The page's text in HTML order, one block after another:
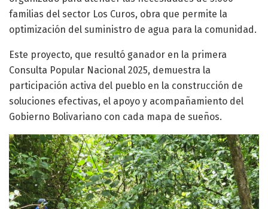
familias del sector Los Curos, obra que permite la
optimización del suministro de agua para la comunidad.
Este proyecto, que resultó ganador en la primera
Consulta Popular Nacional 2025, demuestra la
participación activa del pueblo en la construcción de
soluciones efectivas, el apoyo y acompañamiento del
Gobierno Bolivariano con cada mapa de sueños.